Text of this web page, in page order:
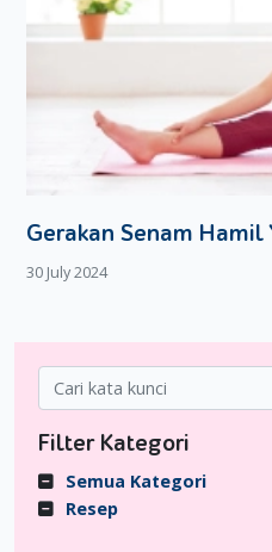
Gerakan Senam Hamil
30 July 2024
Filter Kategori
Semua Kategori
Resep